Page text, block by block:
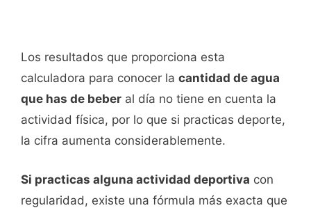
Los resultados que proporciona esta
calculadora para conocer la cantidad de agua
que has de beber al día no tiene en cuenta la
actividad física, por lo que si practicas deporte,
la cifra aumenta considerablemente.
Si practicas alguna actividad deportiva con
regularidad, existe una fórmula más exacta que